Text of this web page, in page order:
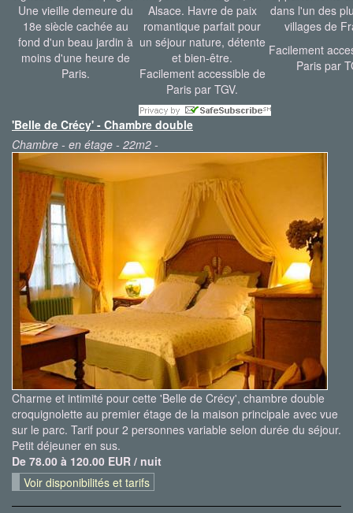
Une vieille demeure du
18e siècle cachée au
fond d'un beau jardin à
moins d'une heure de
Paris.
Alsace. Havre de paix
romantique parfait pour
un séjour nature, détente
et bien-être.
Facilement accessible de
Paris par TGV.
dans l'un des
villages de
Facilement
Paris par
'Belle de Crécy' - Chambre double
Chambre - en étage - 22m2 -
Charme et intimité pour cette 'Belle de Crécy', chambre double
croquignolette au premier étage de la maison principale avec vue
sur le parc. Tarif pour 2 personnes variable selon durée du séjour.
Petit déjeuner en sus.
De 78.00 à 120.00 EUR / nuit
Voir disponibilités et tarifs